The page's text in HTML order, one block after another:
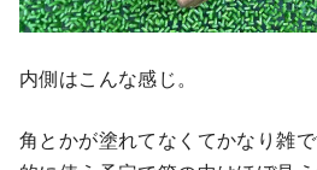
内側はこんな感じ。
角とかが塗れてなくてかなり雑